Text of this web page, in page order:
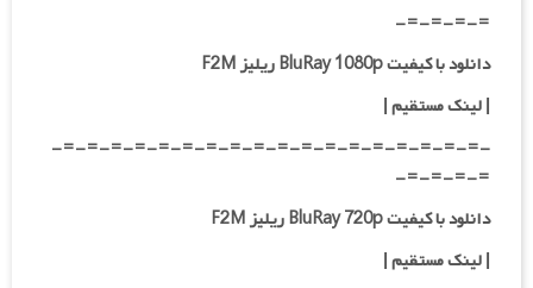
=-=-=-=-
دانلود با کیفیت BluRay 1080p ریلیز F2M
|لینک مستقیم|
-=-=-=-=-=-=-=-=-=-=-=-=-=-=-=-=-=-=-
=-=-=-=-
دانلود با کیفیت BluRay 720p ریلیز F2M
| لینک مستقیم|